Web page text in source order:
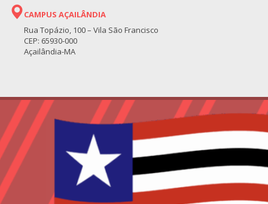
CAMPUS AÇAILÂNDIA
Rua Topázio, 100 – Vila São Francisco
CEP: 65930-000
Açailândia-MA